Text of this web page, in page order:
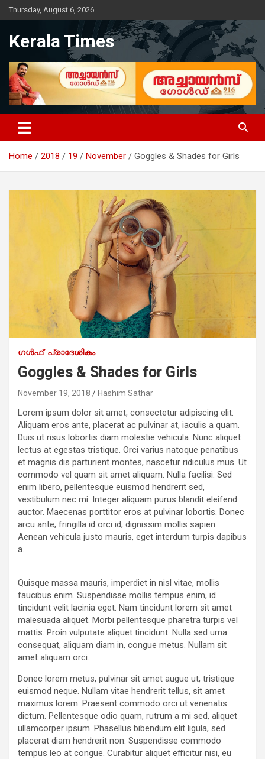
Skip
to
Thursday, August 6, 2026
Kerala Times
Home 2018 19 November Goggles & Shades for Girls
ഗൾഫ് പ്രാദേശികം
Goggles & Shades for Girls
November 19, 2018 Hashim Sathar
Lorem ipsum dolor sit amet, consectetur adipiscing elit.
Aliquam eros ante, placerat ac pulvinar at, iaculis a quam.
Duis ut risus lobortis diam molestie vehicula. Nunc aliquet
lectus at egestas tristique. Orci varius natoque penatibus
et magnis dis parturient montes, nascetur ridiculus mus. Ut
commodo vel quam sit amet aliquam. Nulla facilisi. Sed
enim libero, pellentesque euismod hendrerit sed,
vestibulum nec mi. Integer aliquam purus blandit eleifend
auctor. Maecenas porttitor eros at pulvinar lobortis. Donec
arcu ante, fringilla id orci id, dignissim mollis sapien.
Aenean vehicula justo mauris, eget interdum turpis dapibus
a.
Quisque massa mauris, imperdiet in nisl vitae, mollis
faucibus enim. Suspendisse mollis tempus enim, id
tincidunt velit lacinia eget. Nam tincidunt lorem sit amet
malesuada aliquet. Morbi pellentesque pharetra turpis vel
mattis. Proin vulputate aliquet tincidunt. Nulla sed urna
consequat, aliquam diam in, congue metus. Nullam sit
amet aliquam orci.
Donec lorem metus, pulvinar sit amet augue ut, tristique
euismod neque. Nullam vitae hendrerit tellus, sit amet
maximus lorem. Praesent commodo orci ut venenatis
dictum. Pellentesque odio quam, rutrum a mi sed, aliquet
ullamcorper ipsum. Phasellus bibendum elit ligula, sed
placerat diam hendrerit non. Suspendisse commodo
tempus leo at congue. Curabitur aliquet efficitur nisi, eu